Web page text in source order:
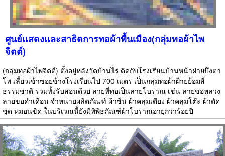
ศูนย์แสดงและสาธิตการทอผ้าพื้นเมือง(กลุ่มทอผ้าไพ
จิตต์)
(กลุ่มทอผ้าไพจิตต์) ตั้งอยู่หลังวัดบ้านไร่ ติดกับโรงเรียนบ้านหน้าฝายบึงตา
โพ เลี้ยวเข้าซอยข้างโรงเรียนไป 700 เมตร เป็นกลุ่มทอผ้าฝ้ายย้อมสี
ธรรมชาติ รวมทั้งรับสอนด้วย ลายที่ทอเป็นลายโบราณ เช่น ลายขอหลวง
ลายขอคำเดือน จำหน่ายผลิตภัณฑ์ ผ้าซิ่น ผ้าคลุมเตียง ผ้าคลุมโต๊ะ ผ้าตัด
ชุด หมอนขิด ในบริเวณนี้ยังมีพิพิธภัณฑ์ผ้าโบราณอายุกว่าร้อยปี